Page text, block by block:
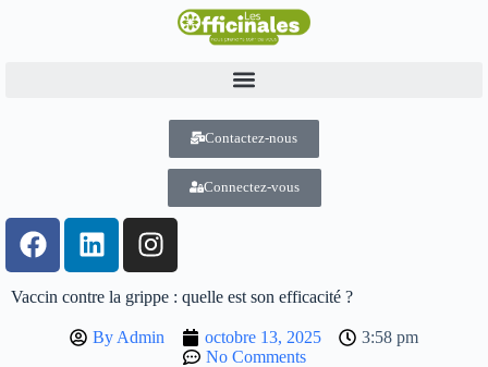
Contactez-nous
Connectez-vous
Vaccin contre la grippe : quelle est son efficacité ?
By Admin octobre 13, 2025
3:58 pm
No Comments